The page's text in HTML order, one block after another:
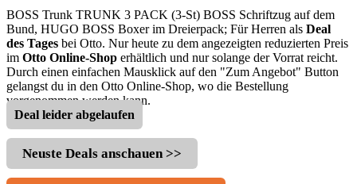
BOSS Trunk TRUNK 3 PACK (3-St) BOSS Schriftzug auf dem
Bund, HUGO BOSS Boxer im Dreierpack; Für Herren als Deal
des Tages bei Otto. Nur heute zu dem angezeigten reduzierten Preis
im Otto Online-Shop erhältlich und nur solange der Vorrat reicht.
Durch einen einfachen Mausklick auf den "Zum Angebot" Button
gelangst du in den Otto Online-Shop, wo die Bestellung
vorgenommen werden kann.
Deal leider abgelaufen
Neuste Deals anschauen >>